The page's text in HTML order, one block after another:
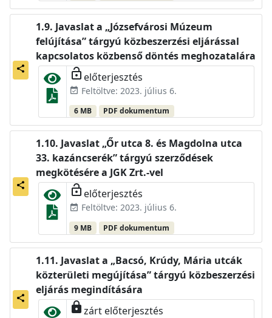
share
Javaslat a „Józsefvárosi Múzeum
felújítása” tárgyú közbeszerzési eljárással
kapcsolatos közbenső döntés meghozatalára
lock_open előterjesztés
event_available Feltöltve: 2023. július 6.
6 MB PDF dokumentum
share
Javaslat „Őr utca 8. és Magdolna utca
33. kazáncserék” tárgyú szerződések
megkötésére a JGK Zrt.-vel
lock_open előterjesztés
event_available Feltöltve: 2023. július 6.
9 MB PDF dokumentum
share
Javaslat a „Bacsó, Krúdy, Mária utcák
közterületi megújítása” tárgyú közbeszerzési
eljárás megindítására
lockzárt előterjesztés